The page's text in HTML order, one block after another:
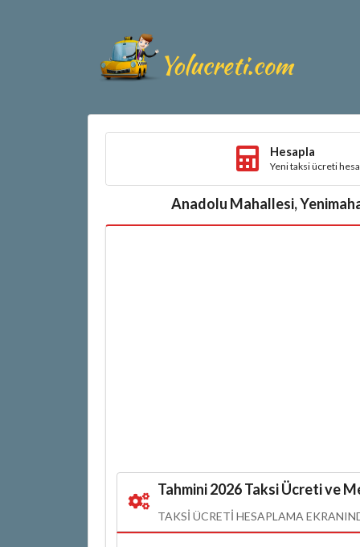
Hesapla
Yeni taksi ücreti
Anadolu Mahallesi,
Tahmini 2026 Taksi Ücreti ve
TAKSI ÜCRETI HESAPLAMA